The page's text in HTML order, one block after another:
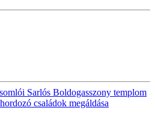
Sarlós Boldogasszony templom
családok megáldása